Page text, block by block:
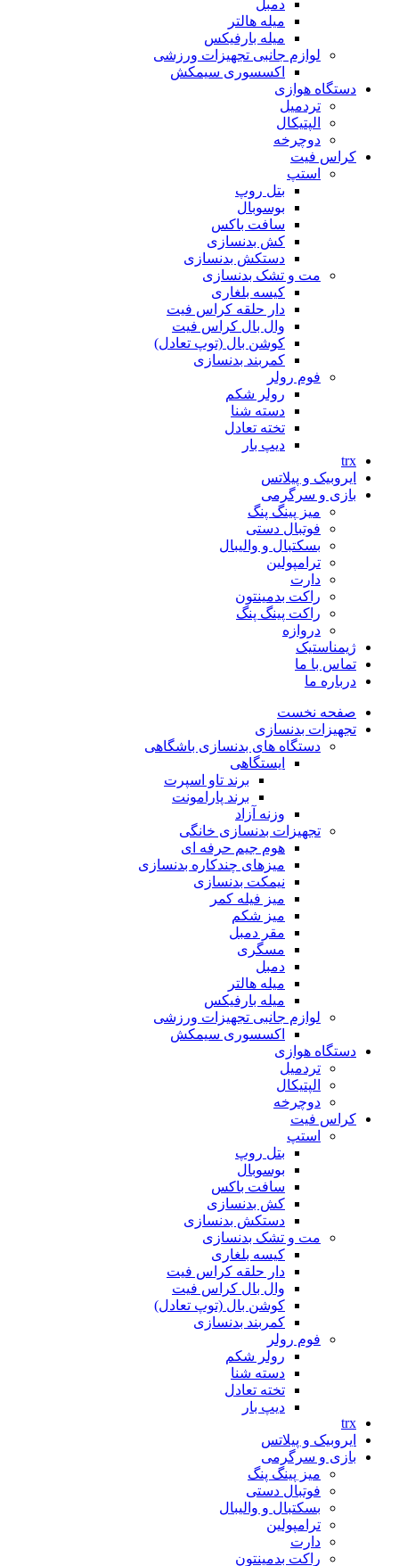
دمبل
میله هالتر
میله بارفیکس
لوازم جانبی تجهیزات ورزشی
اکسسوری سیمکش
دستگاه هوازی
تردمیل
الپتیکال
دوچرخه
کراس فیت
استپ
بتل روپ
بوسوبال
سافت باکس
کش بدنسازی
دستکش بدنسازی
مت و تشک بدنسازی
کیسه بلغاری
دار حلقه کراس فیت
وال بال کراس فیت
کوشن بال (توپ تعادل)
کمربند بدنسازی
فوم رولر
رولر شکم
دسته شنا
تخته تعادل
دیپ بار
trx
ایروبیک و پیلاتس
بازی و سرگرمی
میز پینگ پنگ
فوتبال دستی
بسکتبال و والیبال
ترامپولین
دارت
راکت بدمینتون
راکت پینگ پنگ
دروازه
ژیمناستیک
تماس با ما
درباره ما
صفحه نخست
تجهیزات بدنسازی
دستگاه های بدنسازی باشگاهی
ایستگاهی
برند تاو اسپرت
برند پارامونت
وزنه آزاد
تجهیزات بدنسازی خانگی
هوم جیم حرفه ای
میزهای چندکاره بدنسازی
نیمکت بدنسازی
میز فیله کمر
میز شکم
مقر دمبل
مسگری
دمبل
میله هالتر
میله بارفیکس
لوازم جانبی تجهیزات ورزشی
اکسسوری سیمکش
دستگاه هوازی
تردمیل
الپتیکال
دوچرخه
کراس فیت
استپ
بتل روپ
بوسوبال
سافت باکس
کش بدنسازی
دستکش بدنسازی
مت و تشک بدنسازی
کیسه بلغاری
دار حلقه کراس فیت
وال بال کراس فیت
کوشن بال (توپ تعادل)
کمربند بدنسازی
فوم رولر
رولر شکم
دسته شنا
تخته تعادل
دیپ بار
trx
ایروبیک و پیلاتس
بازی و سرگرمی
میز پینگ پنگ
فوتبال دستی
بسکتبال و والیبال
ترامپولین
دارت
راکت بدمینتون